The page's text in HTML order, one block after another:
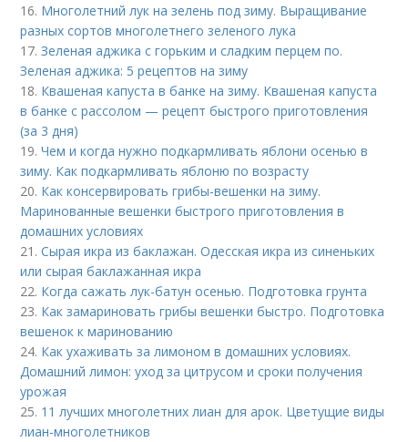
16. Многолетний лук на зелень под зиму. Выращивание
разных сортов многолетнего зеленого лука
17.Зеленая аджика с горьким и сладким перцем по.
Зеленая аджика: 5 рецептов на зиму
18. Квашеная капуста в банке на зиму. Квашеная капуста
в банке с рассолом — рецепт быстрого приготовления
(за 3 дня)
19.Чем и когда нужно подкармливать яблони осенью в
зиму. Как подкармливать яблоню по возрасту
20. Как консервировать грибы-вешенки на зиму.
Маринованные вешенки быстрого приготовления в
домашних условиях
21.Сырая икра из баклажан. Одесская икра из синеньких
или сырая баклажанная икра
22. Когда сажать лук-батун осенью. Подготовка грунта
23. Как замариновать грибы вешенки быстро. Подготовка
вешенок к маринованию
24. Как ухаживать за лимоном в домашних условиях.
Домашний лимон: уход за цитрусом и сроки получения
урожая
25. 11 лучших многолетних лиан для арок. Цветущие виды
лиан-многолетников